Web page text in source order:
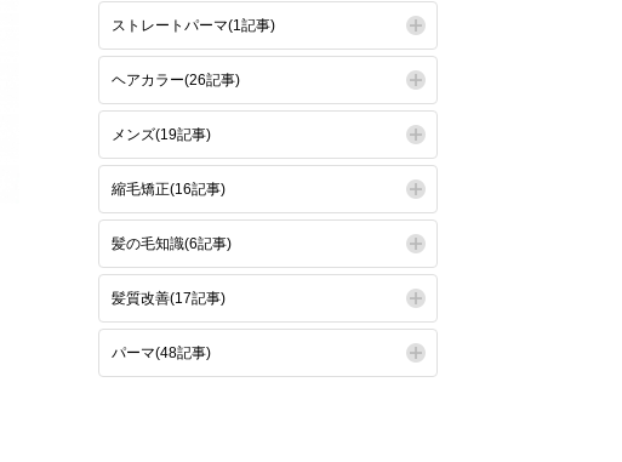
ストレートパーマ(1記事)
ヘアカラー(26記事)
メンズ(19記事)
縮毛矯正(16記事)
髪の毛知識(6記事)
髪質改善(17記事)
パーマ(48記事)